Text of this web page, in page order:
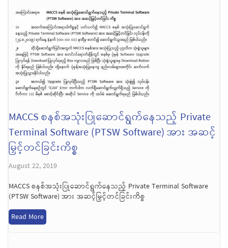
MACCS စနစ်အသုံးပြုဆောင်ရွက်နေသည့် Private
Terminal Software (PTSW Software) အား အဆင့်
မြှင့်တင်ခြင်းကိစ္စ
August 22, 2019
MACCS စနစ်အသုံးပြုဆောင်ရွက်နေသည့် Private Terminal Software
(PTSW Software) အား အဆင့်မြှင့်တင်ခြင်းကိစ္စ
Read More